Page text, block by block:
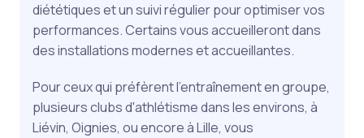
diététiques et un suivi régulier pour optimiser vos
performances. Certains vous accueilleront dans
des installations modernes et accueillantes.
Pour ceux qui préfèrent l'entraînement en groupe,
plusieurs clubs d'athlétisme dans les environs, à
Liévin, Oignies, ou encore à Lille, vous